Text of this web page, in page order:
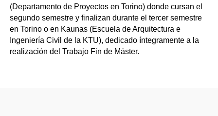
(Departamento de Proyectos en Torino) donde cursan el
segundo semestre y finalizan durante el tercer semestre
en Torino o en Kaunas (Escuela de Arquitectura e
Ingeniería Civil de la KTU), dedicado íntegramente a la
realización del Trabajo Fin de Máster.